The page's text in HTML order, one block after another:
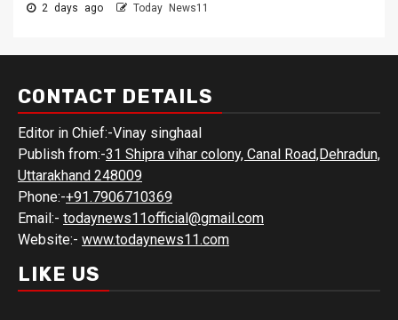
2 days ago Today News11
CONTACT DETAILS
Editor in Chief:-Vinay singhaal
Publish from:-31 Shipra vihar colony, Canal Road,Dehradun,
Uttarakhand 248009
Phone:-+91.7906710369
Email:- todaynews11official@gmail.com
Website:- www.todaynews11.com
LIKE US